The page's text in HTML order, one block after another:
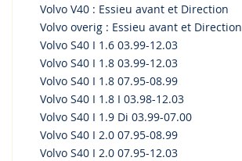
Volvo V40 : Essieu avant et Direction
Volvo overig : Essieu avant et Direction
Volvo S40 I 1.6 03.99-12.03
Volvo S40 I 1.8 03.99-12.03
Volvo S40 I 1.8 07.95-08.99
Volvo S40 I 1.8 I 03.98-12.03
Volvo S40 I 1.9 Di 03.99-07.00
Volvo S40 I 2.0 07.95-08.99
Volvo S40 I 2.0 07.95-12.03